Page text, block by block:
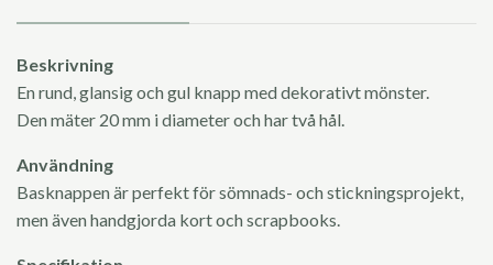
Beskrivning
En rund, glansig och gul knapp med dekorativt mönster.
Den mäter 20 mm i diameter och har två hål.
Användning
Basknappen är perfekt för sömnads- och stickningsprojekt,
men även handgjorda kort och scrapbooks.